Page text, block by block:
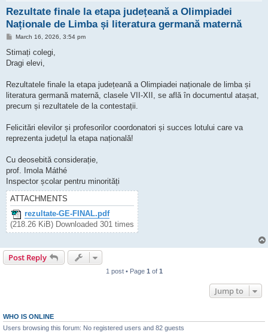
Rezultate finale la etapa județeană a Olimpiadei
Naționale de Limba și literatura germană maternă
P
s
March 16, 2026, 3:54 pm
Stimați colegi,
Dragi elevi,
Rezultatele finale la etapa județeană a Olimpiadei naționale de limba și
literatura germană maternă, clasele VII-XII, se află în documentul atașat,
precum și rezultatele de la contestații.
Felicitări elevilor și profesorilor coordonatori și succes lotului care va
reprezenta județul la etapa națională!
Cu deosebită considerație,
prof. Imola Máthé
Inspector școlar pentru minorități
ATTACHMENTS
rezultate-GE-FINAL.pdf
(218.26 KiB) Downloaded 301 times
Post Reply
1 post • Page 1 of 1
Jump to
WHO IS ONLINE
Users browsing this forum: No registered users and 82 guests